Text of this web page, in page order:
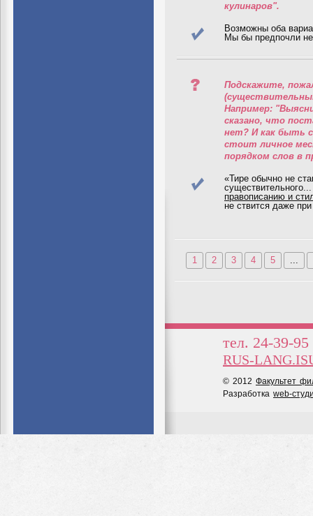
кулинаров".
Возможны оба
Мы бы предпочли не
Подскажите,
Например:
сказано, что
нет? И как быть
стоит личное
порядком слов в
«Тире обычно не
правописанию и
не ствится даже
1 2 3 4 5 ...
тел. 24-39-95
RUS-
© 2012 Факультет
Разработка web-